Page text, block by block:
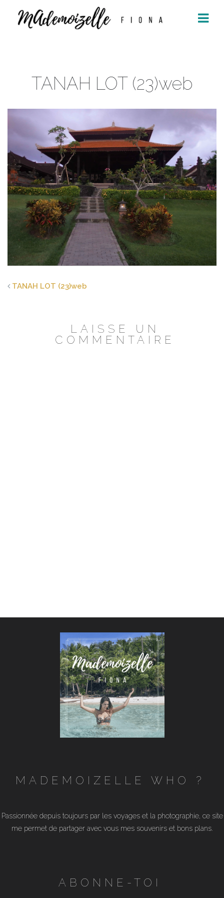
TANAH LOT (23)web
TANAH LOT (23)web
LAISSE UN
COMMENTAIRE
MADEMOIZELLE WHO ?
Passionnée depuis toujours par les voyages et la photographie, ce site
me permet de partager avec vous mes souvenirs et bons plans.
ABONNE-TOI